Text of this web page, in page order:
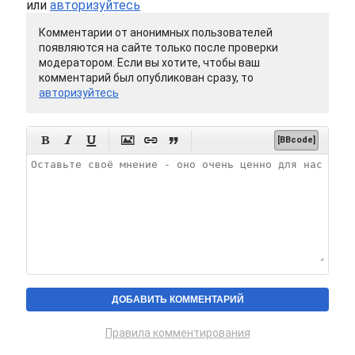
или авторизуйтесь
Комментарии от анонимных пользователей
появляются на сайте только после проверки
модератором. Если вы хотите, чтобы ваш
комментарий был опубликован сразу, то
авторизуйтесь
      [BBcode]
Правила комментирования